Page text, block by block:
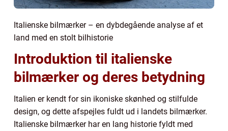
Italienske bilmærker – en dybdegående analyse af et
land med en stolt bilhistorie
Introduktion til italienske
bilmærker og deres betydning
Italien er kendt for sin ikoniske skønhed og stilfulde
design, og dette afspejles fuldt ud i landets bilmærker.
Italienske bilmærker har en lang historie fyldt med